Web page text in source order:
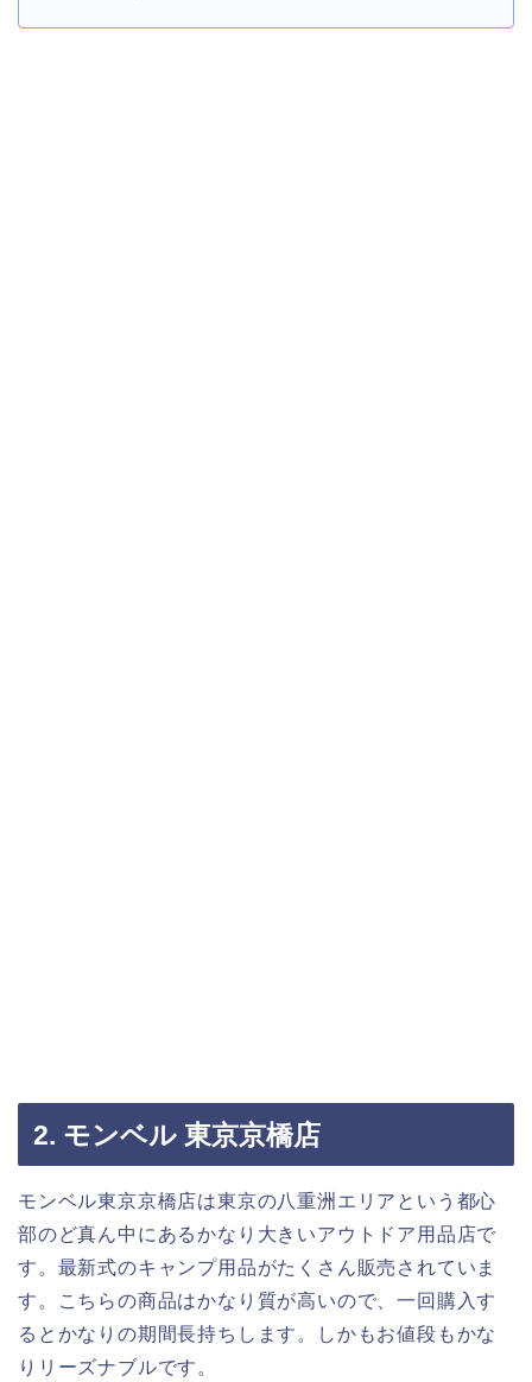
2. モンベル 東京京橋店
モンベル東京京橋店は東京の八重洲エリアという都心
部のど真ん中にあるかなり大きいアウトドア用品店で
す。最新式のキャンプ用品がたくさん販売されていま
す。こちらの商品はかなり質が高いので、一回購入す
るとかなりの期間長持ちします。しかもお値段もかな
りリーズナブルです。